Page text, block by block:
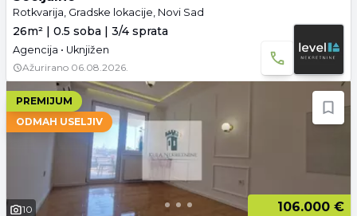
Rotkvarija, Gradske lokacije, Novi Sad
26m² | 0.5 soba | 3/4 sprata
Agencija • Uknjižen
Ažurirano 06.08.2026.
PREMIJUM
ODMAH USELJIV
10 106.000 €